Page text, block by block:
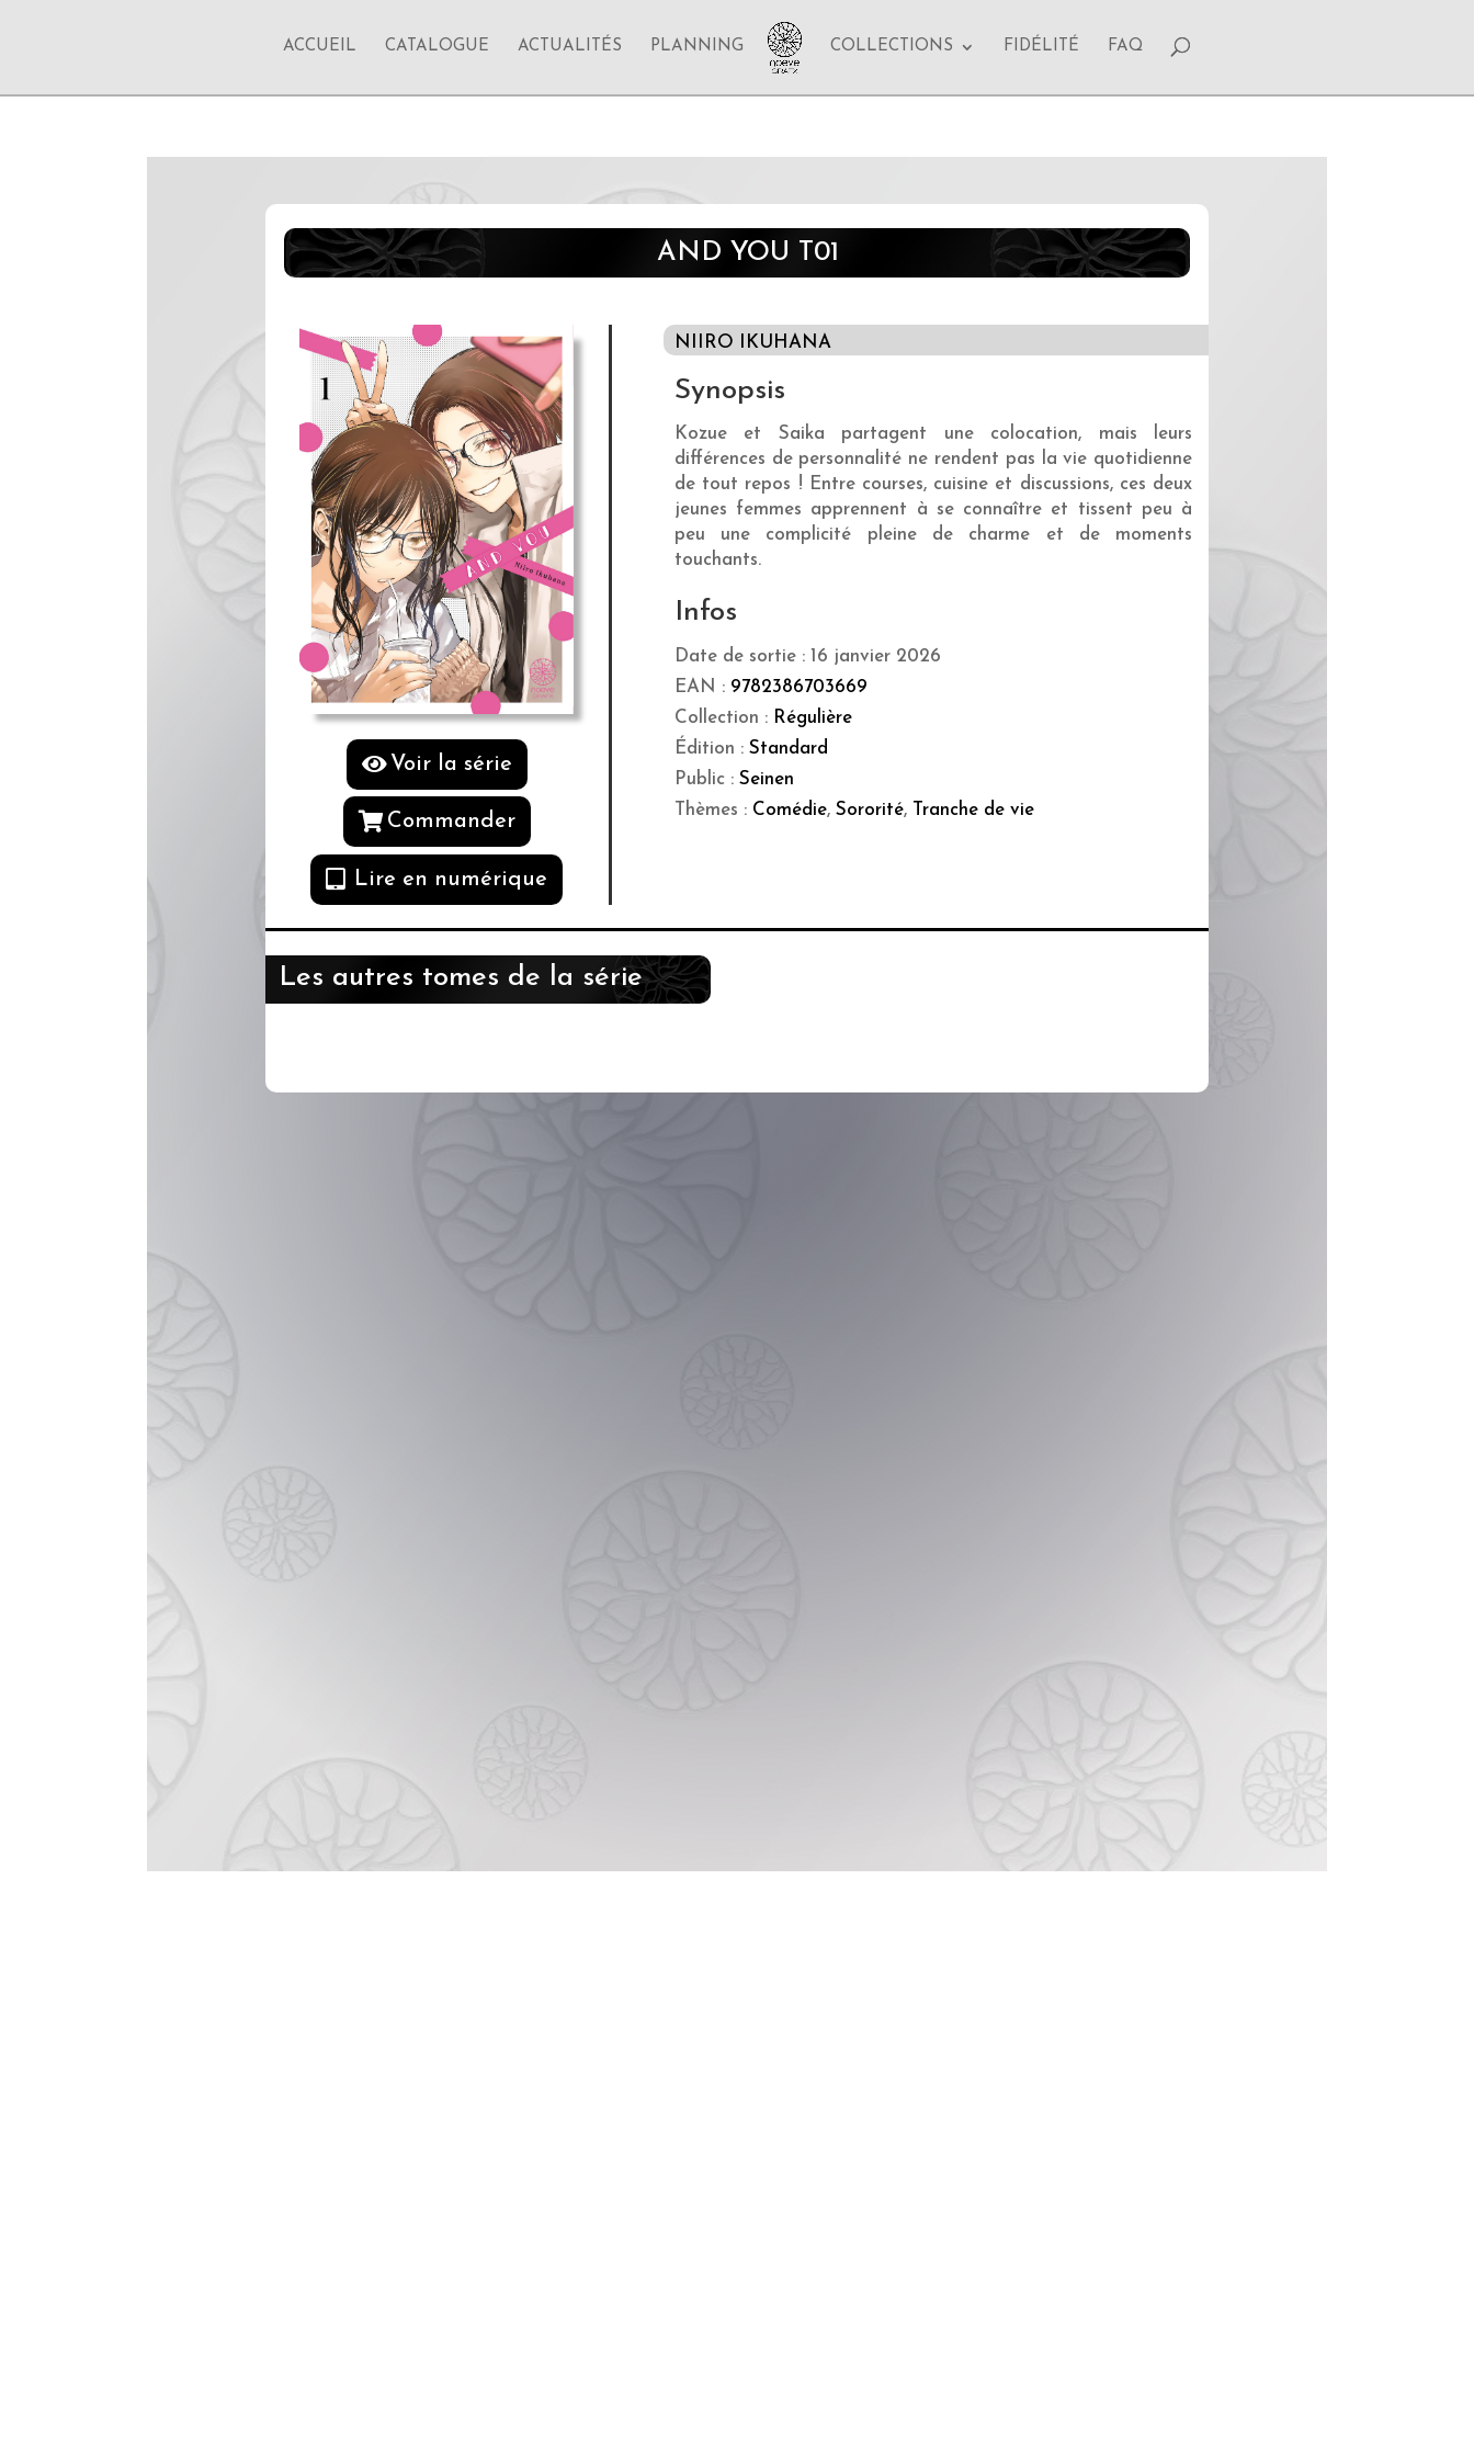
ACCUEIL CATALOGUE ACTUALITÉS PLANNING COLLECTIONS FIDÉLITÉ FAQ
AND YOU T01
Voir la série
Commander
Lire en numérique
NIIRO IKUHANA
Synopsis
Kozue et Saika partagent une colocation, mais leurs
différences de personnalité ne rendent pas la vie quotidienne
de tout repos ! Entre courses, cuisine et discussions, ces deux
jeunes femmes apprennent à se connaître et tissent peu à
peu une complicité pleine de charme et de moments
touchants.
Infos
Date de sortie : 16 janvier 2026
EAN : 9782386703669
Collection : Régulière
Édition : Standard
Public : Seinen
Thèmes : Comédie, Sororité, Tranche de vie
Les autres tomes de la série